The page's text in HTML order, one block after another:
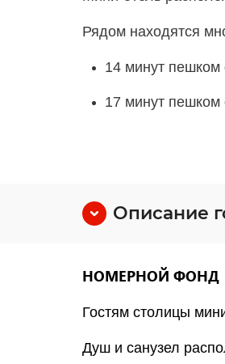
Рядом находятся
14 минут пешком
17 минут
Описание
НОМЕРНОЙ ФОНД
Гостям столицы
Душ и санузел